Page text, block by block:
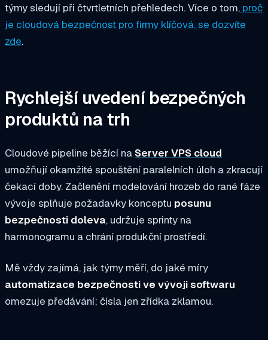
týmy sledují při čtvrtletních přehledech. Více o tom, proč
je cloudová bezpečnost pro firmy klíčová, se dozvíte
zde.
Rychlejší uvedení bezpečných
produktů na trh
Cloudové pipeline běžící naServer VPS cloud
umožňují okamžité spouštění paralelních úloh a zkracují
čekací doby. Začlenění modelování hrozeb do rané fáze
vývoje splňuje požadavky konceptu posunu
bezpečnosti doleva, udržuje sprinty na
harmonogramu a chrání produkční prostředí.
Mě vždy zajímá, jak týmy měří, do jaké míry
automatizace bezpečnosti ve vývoji softwaru
omezuje předávání; čísla jen zřídka zklamou.